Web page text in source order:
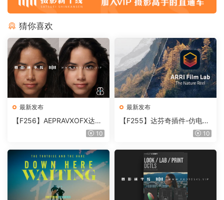
猜你喜欢
最新发布
【F256】AEPRAVXOFX达芬
奇视频人像磨皮润肤美颜插件
10
最新发布
【F255】达芬奇插件-仿电影
胶片视频调色插件 ARRI Film
10